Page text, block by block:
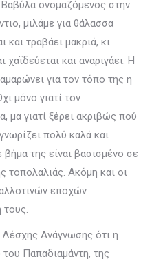
ονομαζόμενος στην
μιλάμε για θάλασσα
τραβάει μακριά, κι
και αναριγάει. Η
για τον τόπο της η
μόνο γιατί τον
μα γιατί ξέρει ακριβώς πού
πολύ καλά και
της είναι βασισμένο σε
τοπολαλιάς. Ακόμη και οι
εποχών
τους.
Ανάγνωσης ότι η
Παπαδιαμάντη, της